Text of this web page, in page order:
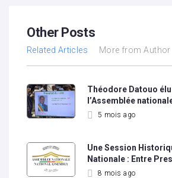
Other Posts
Related Articles More from Author
Théodore Datouo
l’Assemblée
5 mois ago
Une Session
Nationale : Entre
8 mois ago